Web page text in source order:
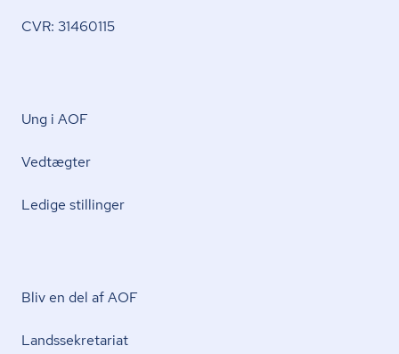
CVR: 31460115
Ung i AOF
Vedtægter
Ledige stillinger
Bliv en del af AOF
Lands­se­kre­ta­ri­at